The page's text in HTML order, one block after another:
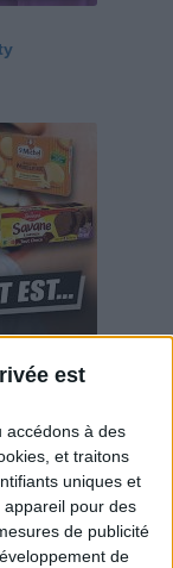
est
accédons à des
et traitons
uniques et
pour des
de publicité
de
vraiment
Voir tout